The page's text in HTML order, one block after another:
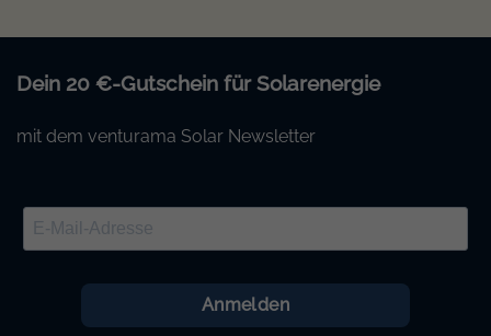
Dein 20 €-Gutschein für Solarenergie
mit dem venturama Solar Newsletter
Anmelden